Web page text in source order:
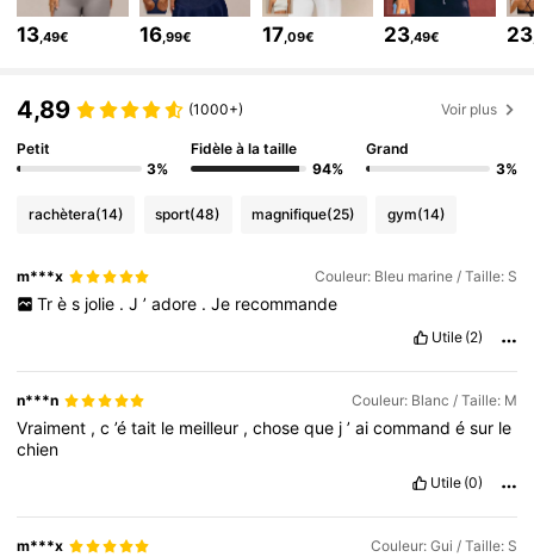
4,90 2.2M Suiveurs
13 ,49€ 16 ,99€ 17 ,09€ 23 ,49€ 23
4,89 (1000+) Voir plus
Petit
3%
Fidèle à la taille
94%
Grand
3%
rachètera(14) sport(48) magnifique(25) gym(14)
m***x Couleur: Bleu marine / Taille: S
Tr è s jolie . J ’ adore . Je recommande
Utile (2)
n***n Couleur: Blanc / Taille: M
Vraiment ,c’était le meilleur ,choseque j’aicommandésur le
chien
Utile (0)
m***x Couleur: Gui / Taille: S